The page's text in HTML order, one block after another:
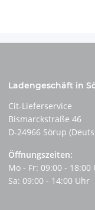
Ladengeschäft in
Cit-Lieferservice
Bismarckstraße 46
D-24966 Sörup
Öffnungszeiten:
Mo - Fr: 09:00 - 18:00
Sa: 09:00 - 14:00 Uhr